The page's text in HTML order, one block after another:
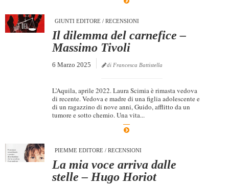
Rassegna Stampa
Case editrici
Partnership
Premio Chiara
Tabù Festival 2014
A Tutto Volume
GIUNTI EDITORE/ RECENSIONI
Il dilemma del carnefice –
Massimo Tivoli
6 Marzo 2025 di Francesca Battistella
L’Aquila, aprile 2022. Laura Scimia è rimasta vedova
di recente. Vedova e madre di una figlia adolescente e
di un ragazzino di nove anni, Guido, afflitto da un
tumore e sotto chemio. Una vita...
PIEMME EDITORE/ RECENSIONI
La mia voce arriva dalle
stelle – Hugo Horiot